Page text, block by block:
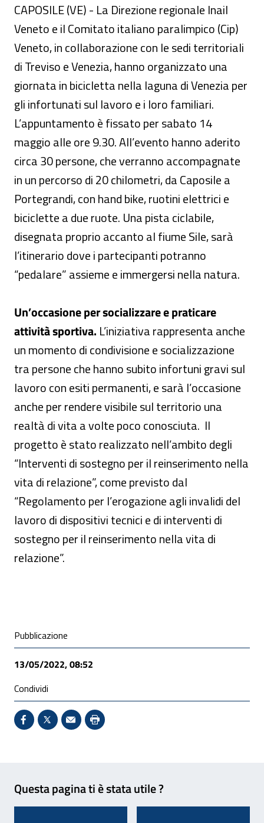
CAPOSILE (VE) - La Direzione regionale Inail
Veneto e il Comitato italiano paralimpico (Cip)
Veneto, in collaborazione con le sedi territoriali
di Treviso e Venezia, hanno organizzato una
giornata in bicicletta nella laguna di Venezia per
gli infortunati sul lavoro e i loro familiari.
L’appuntamento è fissato per sabato 14
maggio alle ore 9.30. All’evento hanno aderito
circa 30 persone, che verranno accompagnate
in un percorso di 20 chilometri, da Caposile a
Portegrandi, con hand bike, ruotini elettrici e
biciclette a due ruote. Una pista ciclabile,
disegnata proprio accanto al fiume Sile, sarà
l’itinerario dove i partecipanti potranno
“pedalare” assieme e immergersi nella natura.
Un’occasione per socializzare e praticare
attività sportiva. L’iniziativa rappresenta anche
un momento di condivisione e socializzazione
tra persone che hanno subito infortuni gravi sul
lavoro con esiti permanenti, e sarà l’occasione
anche per rendere visibile sul territorio una
realtà di vita a volte poco conosciuta. Il
progetto è stato realizzato nell’ambito degli
“Interventi di sostegno per il reinserimento nella
vita di relazione”, come previsto dal
“Regolamento per l’erogazione agli invalidi del
lavoro di dispositivi tecnici e di interventi di
sostegno per il reinserimento nella vita di
relazione”.
Condivisione social
Pubblicazione
13/05/2022, 08:52
Condividi
Condividi su Facebook - Sito esterno - Apertura in
X - Sito esterno - Apertura in nuova finestra
Invio Mail: apre il programma di posta
Stampa pagina: scelta meno
Questa pagina ti è stata utile ?